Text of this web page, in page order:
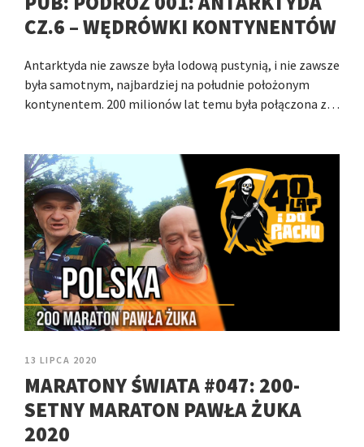
CZ.6 – WĘDRÓWKI KONTYNENTÓW
Antarktyda nie zawsze była lodową pustynią, i nie zawsze
była samotnym, najbardziej na południe położonym
kontynentem. 200 milionów lat temu była połączona z…
13 LIPCA 2020
MARATONY ŚWIATA #047: 200-
SETNY MARATON PAWŁA ŻUKA
2020